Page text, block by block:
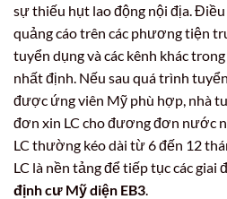
sự thiếu hụt lao động nội địa. Điều
quảng cáo trên các phương tiện
tuyển dụng và các kênh khác
nhất định. Nếu sau quá trình
được ứng viên Mỹ phù hợp, nhà
đơn xin LC cho đương đơn nước
LC thường kéo dài từ 6 đến 12
LC là nền tảng để tiếp tục các giai
định cư Mỹ diện EB3